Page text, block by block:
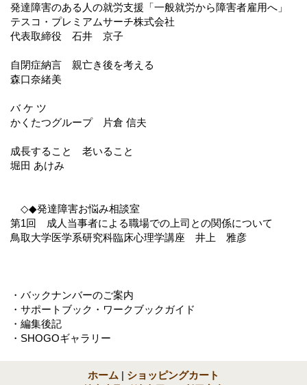
発達障害のある人の就労支援「一般就労から障害者雇用へ」
テスコ・プレミアムサーチ株式会社
代表取締役 石井 京子
自閉症納言 親亡き後を考える
森口奈緒美
バ ケ ツ
かくたつグループ 片倉 信夫
成長すること 老いること
堀田 あけみ
◇◆発達障害お悩み相談室
第1回 成人当事者による職場での上司との関係について
鳥取大学医学系研究科臨床心理学講座 井上 雅彦
・バックナンバーのご案内
・サポートブック・ワークブックガイド
・編集後記
・SHOGOギャラリー
ホーム | ショッピングカート